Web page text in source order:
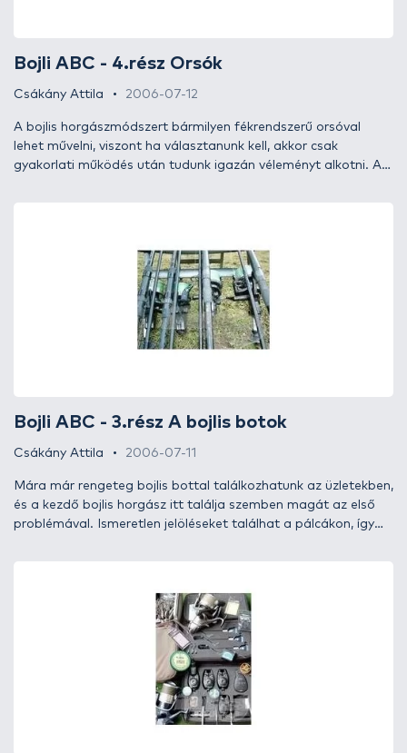
Bojli ABC - 4.rész Orsók
Csákány Attila 2006-07-12
A bojlis horgászmódszert bármilyen fékrendszerű orsóval
lehet művelni, viszont ha választanunk kell, akkor csak
gyakorlati működés után tudunk igazán véleményt alkotni. Az
Bojli ABC - 3.rész A bojlis botok
Csákány Attila 2006-07-11
Mára már rengeteg bojlis bottal találkozhatunk az üzletekben,
és a kezdő bojlis horgász itt találja szemben magát az első
problémával. Ismeretlen jelöléseket találhat a pálcákon, így
rendelkeznek, amelyek megismerése után könnyebb döntést